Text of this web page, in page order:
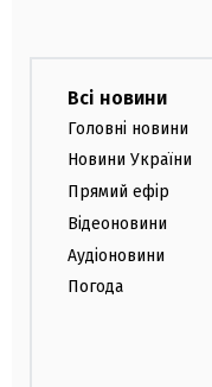
Всі новини
Головні новини
Новини України
Прямий ефір
Відеоновини
Аудіоновини
Погода